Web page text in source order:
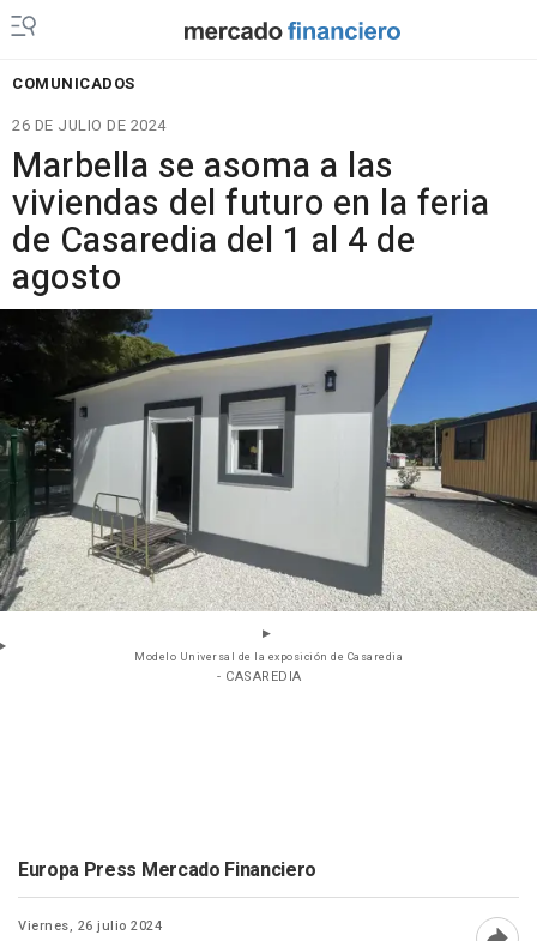
COMUNICADOS
26 DE JULIO DE 2024
Marbella se asoma a las
viviendas del futuro en la feria
de Casaredia del 1 al 4 de
agosto
Modelo Universal de la exposición de Casaredia
- CASAREDIA
Europa Press Mercado Financiero
Viernes, 26 julio 2024